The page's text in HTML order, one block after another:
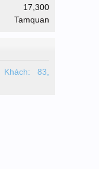
17,300
Tamquan
83,